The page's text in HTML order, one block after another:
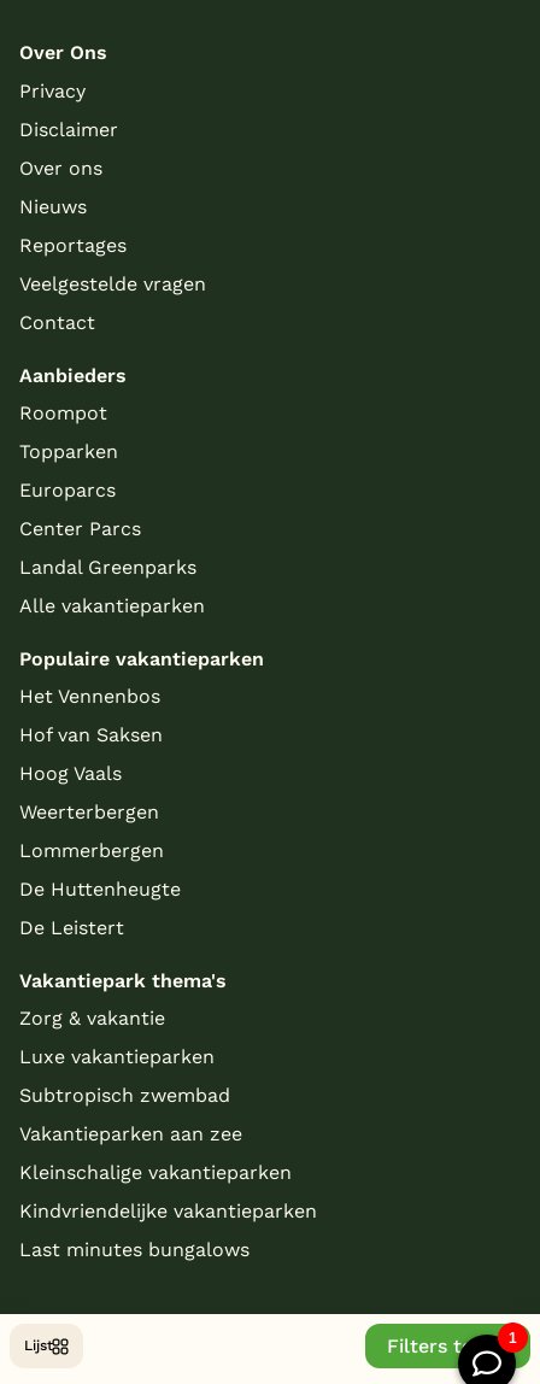
Lijst Filters tonen
Over Ons
Privacy
Disclaimer
Over ons
Nieuws
Reportages
Veelgestelde vragen
Contact
Aanbieders
Roompot
Topparken
Europarcs
Center Parcs
Landal Greenparks
Alle vakantieparken
Populaire vakantieparken
Het Vennenbos
Hof van Saksen
Hoog Vaals
Weerterbergen
Lommerbergen
De Huttenheugte
De Leistert
Vakantiepark thema's
Zorg & vakantie
Luxe vakantieparken
Subtropisch zwembad
Vakantieparken aan zee
Kleinschalige vakantieparken
Kindvriendelijke vakantieparken
Last minutes bungalows
© Copyright 2026 - bungalowparkoverzicht.nl